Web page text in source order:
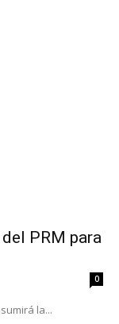
PRM para
0
la...